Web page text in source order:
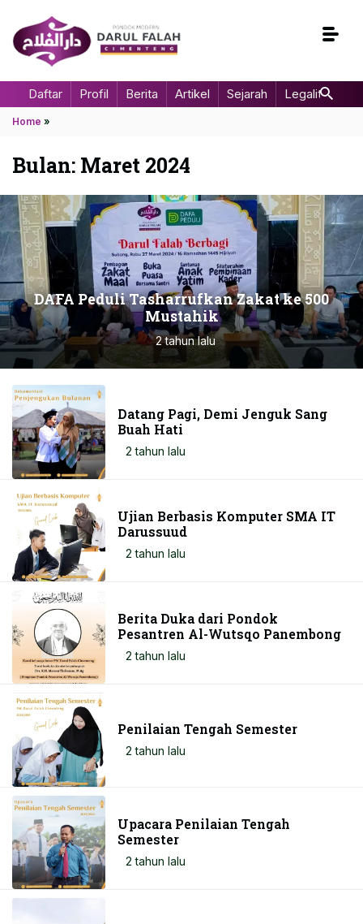
Daftar Profil Berita Artikel Sejarah Legalitas
Home »
Bulan: Maret 2024
DAFA Peduli Tasharrufkan Zakat ke 500
Mustahik
2 tahun lalu
Datang Pagi, Demi Jenguk Sang
Buah Hati
2 tahun lalu
Ujian Berbasis Komputer SMA IT
Darussuud
2 tahun lalu
Berita Duka dari Pondok
Pesantren Al-Wutsqo Panembong
2 tahun lalu
Penilaian Tengah Semester
2 tahun lalu
Upacara Penilaian Tengah
Semester
2 tahun lalu